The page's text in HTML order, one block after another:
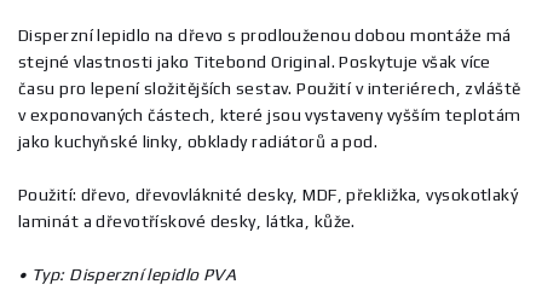
Disperzní lepidlo na dřevo s prodlouženou dobou montáže má
stejné vlastnosti jako Titebond Original. Poskytuje však více
času pro lepení složitějších sestav. Použití v interiérech, zvláště
v exponovaných částech, které jsou vystaveny vyšším teplotám
jako kuchyňské linky, obklady radiátorů a pod.
Použití: dřevo, dřevovláknité desky, MDF, překližka, vysokotlaký
laminát a dřevotřískové desky, látka, kůže.
• Typ: Disperzní lepidlo PVA